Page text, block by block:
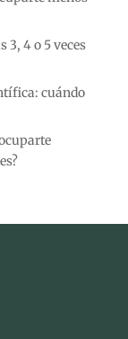
4 o 5 veces
cuándo